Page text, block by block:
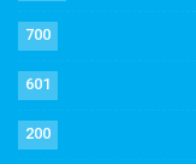
700
601
200